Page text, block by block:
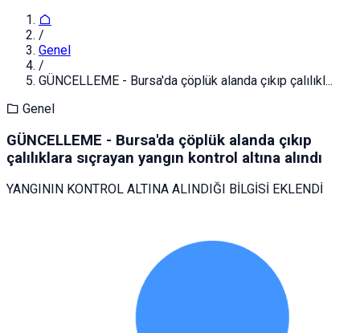
/
Genel
/
GÜNCELLEME - Bursa'da çöplük alanda çıkıp çalılıkl...
Genel
GÜNCELLEME - Bursa'da çöplük alanda çıkıp
çalılıklara sıçrayan yangın kontrol altına alındı
YANGININ KONTROL ALTINA ALINDIĞI BİLGİSİ EKLENDİ